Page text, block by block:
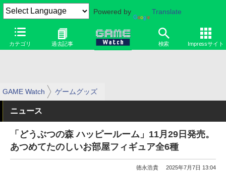
Powered by Translate
カテゴリ 過去記事 検索 Impressサイト
GAME Watch ゲームグッズ
ニュース
「どうぶつの森 ハッピールーム」11月29日発売。
あつめてたのしいお部屋フィギュア全6種
徳永浩貴 2025年7月7日 13:04